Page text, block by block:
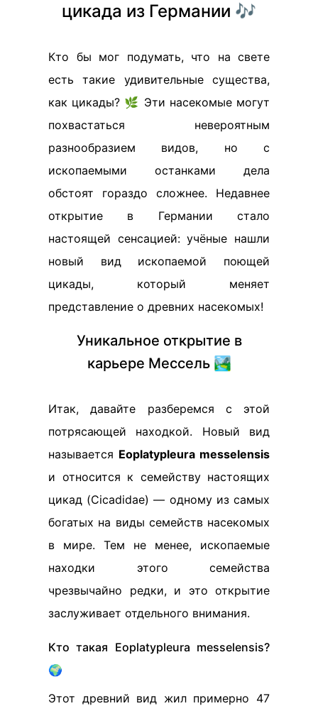
цикада из Германии 🎶
Кто бы мог подумать, что на свете
есть такие удивительные существа,
как цикады? 🌿 Эти насекомые могут
похвастаться невероятным
разнообразием видов, но с
ископаемыми останками дела
обстоят гораздо сложнее. Недавнее
открытие в Германии стало
настоящей сенсацией: учёные нашли
новый вид ископаемой поющей
цикады, который меняет
представление о древних насекомых!
Уникальное открытие в
карьере Мессель 🏞️
Итак, давайте разберемся с этой
потрясающей находкой. Новый вид
называется Eoplatypleura messelensis
и относится к семейству настоящих
цикад (Cicadidae) — одному из самых
богатых на виды семейств насекомых
в мире. Тем не менее, ископаемые
находки этого семейства
чрезвычайно редки, и это открытие
заслуживает отдельного внимания.
Кто такая Eoplatypleura messelensis?
🌍
Этот древний вид жил примерно 47